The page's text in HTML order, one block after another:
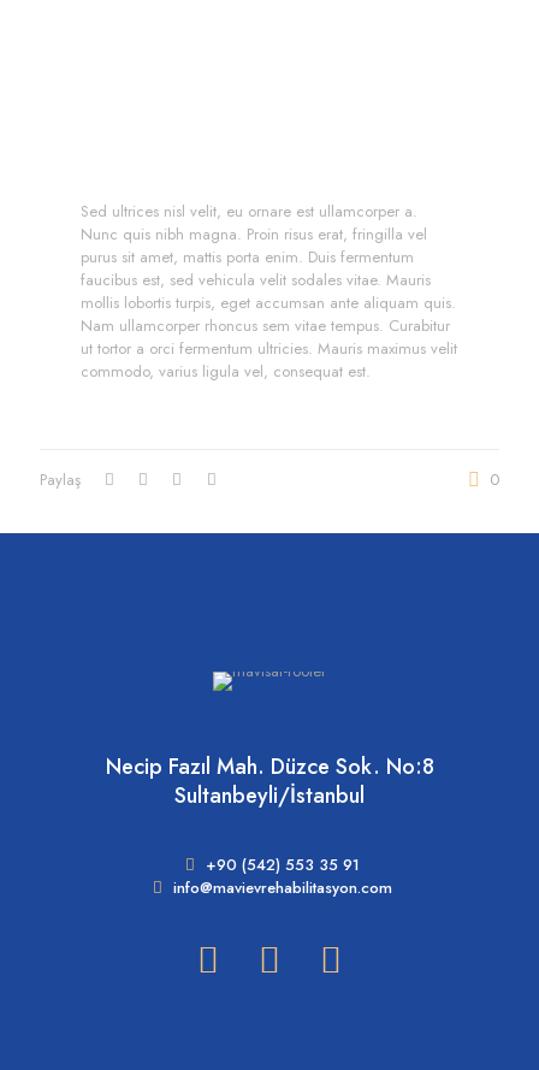
Sed ultrices nisl velit, eu ornare est ullamcorper a.
Nunc quis nibh magna. Proin risus erat, fringilla vel
purus sit amet, mattis porta enim. Duis fermentum
faucibus est, sed vehicula velit sodales vitae. Mauris
mollis lobortis turpis, eget accumsan ante aliquam quis.
Nam ullamcorper rhoncus sem vitae tempus. Curabitur
ut tortor a orci fermentum ultricies. Mauris maximus velit
commodo, varius ligula vel, consequat est.
Paylaş 0
Necip Fazıl Mah. Düzce Sok. No:8
Sultanbeyli/İstanbul
+90 (542) 553 35 91
info@mavievrehabilitasyon.com